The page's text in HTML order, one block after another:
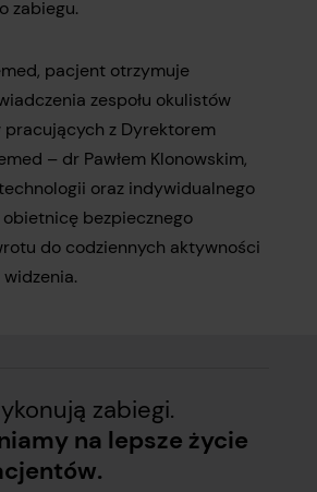
zabiegu.
pacjent otrzymuje
zespołu okulistów
z Dyrektorem
– dr Pawłem Klonowskim,
oraz indywidualnego
bezpiecznego
do codziennych aktywności
zabiegi.
na lepsze życie